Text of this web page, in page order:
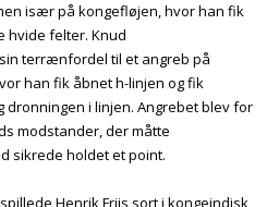
især på kongefløjen, hvor han fik
hvide felter. Knud
terrænfordel til et angreb på
han fik åbnet h-linjen og fik
dronningen i linjen. Angrebet blev for
modstander, der måtte
sikrede holdet et point.
Henrik Friis sort i kongeindisk